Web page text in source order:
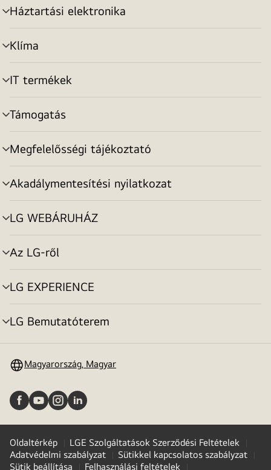
Háztartási elektronika
menu
toggle
Klíma
menu
toggle
IT termékek
menu
toggle
Támogatás
menu
toggle
Megfelelősségi tájékoztató
menu
toggle
Akadálymentesítési nyilatkozat
menu
toggle
LG WEBÁRUHÁZ
menu
toggle
Az LG-ről
menu
toggle
LG EXPERIENCE
menu
toggle
LG Bemutatóterem
menu
Magyarország, Magyar
Oldaltérkép
LGE Szolgáltatások Szerződési Feltételek
Adatvédelmi szabályzat
Sütikkel kapcsolatos szabályzat
Sütik beállítása
Felhasználási feltételek